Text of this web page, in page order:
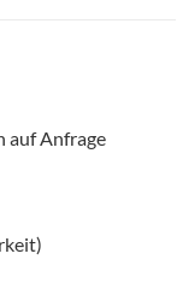
auf Anfrage